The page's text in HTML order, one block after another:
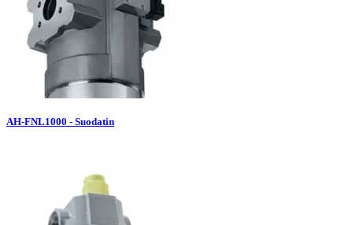
AH-FNL1000 - Suodatin